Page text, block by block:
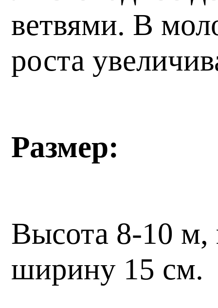
ветвями. В
роста
Размер:
Высота 8-10 м,
ширину 15 см.